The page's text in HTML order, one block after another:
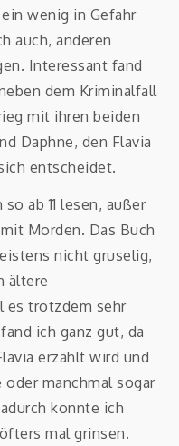
wenig in Gefahr
auch, anderen
Interessant fand
dem Kriminalfall
mit ihren beiden
Daphne, den Flavia
entscheidet.
ab 11 lesen, außer
Morden. Das Buch
nicht gruselig,
ältere
es trotzdem sehr
ich ganz gut, da
erzählt wird und
manchmal sogar
konnte ich
mal grinsen.